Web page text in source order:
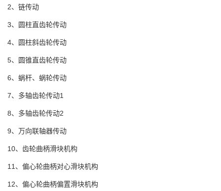
2、链传动
3、圆柱直齿轮传动
4、圆柱斜齿轮传动
5、圆锥直齿轮传动
6、蜗杆、蜗轮传动
7、多轴齿轮传动1
8、多轴齿轮传动2
9、万向联轴器传动
10、齿轮曲柄滑块机构
11、偏心轮曲柄对心滑块机构
12、偏心轮曲柄偏置滑块机构